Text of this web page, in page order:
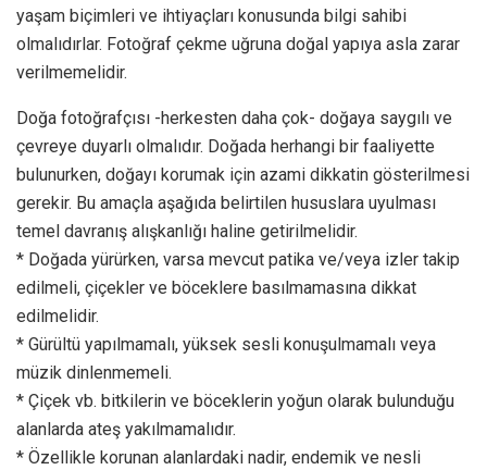
yaşam biçimleri ve ihtiyaçları konusunda bilgi sahibi
olmalıdırlar. Fotoğraf çekme uğruna doğal yapıya asla zarar
verilmemelidir.
Doğa fotoğrafçısı -herkesten daha çok- doğaya saygılı ve
çevreye duyarlı olmalıdır. Doğada herhangi bir faaliyette
bulunurken, doğayı korumak için azami dikkatin gösterilmesi
gerekir. Bu amaçla aşağıda belirtilen hususlara uyulması
temel davranış alışkanlığı haline getirilmelidir.
* Doğada yürürken, varsa mevcut patika ve/veya izler takip
edilmeli, çiçekler ve böceklere basılmamasına dikkat
edilmelidir.
* Gürültü yapılmamalı, yüksek sesli konuşulmamalı veya
müzik dinlenmemeli.
* Çiçek vb. bitkilerin ve böceklerin yoğun olarak bulunduğu
alanlarda ateş yakılmamalıdır.
* Özellikle korunan alanlardaki nadir, endemik ve nesli